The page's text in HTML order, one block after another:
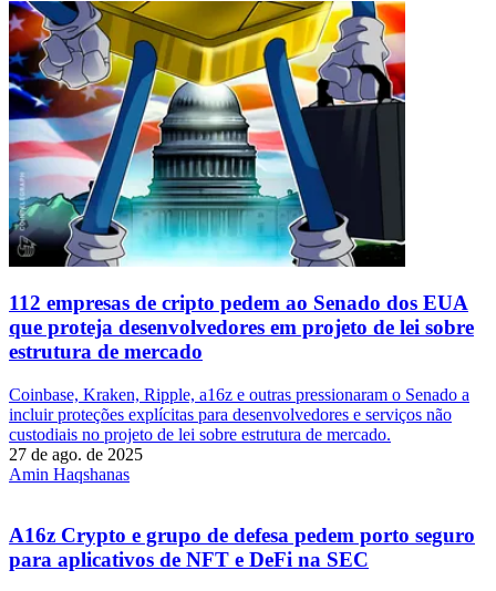
112 empresas de cripto pedem ao Senado dos EUA
que proteja desenvolvedores em projeto de lei sobre
estrutura de mercado
Coinbase, Kraken, Ripple, a16z e outras pressionaram o Senado a
incluir proteções explícitas para desenvolvedores e serviços não
custodiais no projeto de lei sobre estrutura de mercado.
27 de ago. de 2025
Amin Haqshanas
A16z Crypto e grupo de defesa pedem porto seguro
para aplicativos de NFT e DeFi na SEC